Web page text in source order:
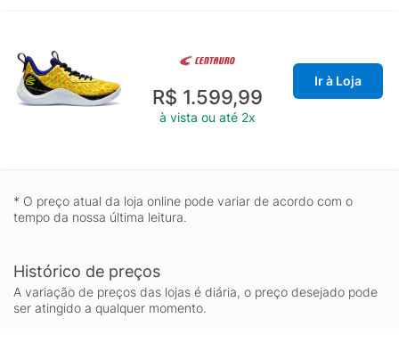
R$ 1.599,99
à vista ou até 2x
Ir à Loja
* O preço atual da loja online pode variar de acordo com o
tempo da nossa última leitura.
Histórico de preços
A variação de preços das lojas é diária, o preço desejado pode
ser atingido a qualquer momento.